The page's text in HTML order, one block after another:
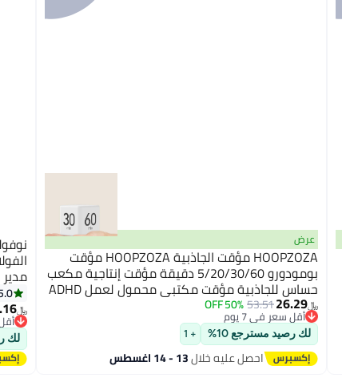
عرض
HOOPZOZA مؤقت الجاذبية HOOPZOZA مؤقت
بومودورو 5/20/30/60 دقيقة مؤقت إنتاجية مكعب
حساس للجاذبية مؤقت مكتبي محمول لعمل ADHD
والدراسة والمطبخ
﷼‏26.29
53.51
50% OFF
أقل سعر في 7 يوم
أقل سعر في 7 يوم
لك رصيد مسترجع 10% + 1
احصل عليه خلال13 - 14 اغسطس
﷼‏
لك